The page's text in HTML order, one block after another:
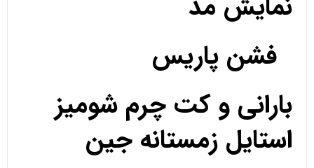
فشن پاریس
بارانی و کت چرم شومیز
استایل زمستانه جین